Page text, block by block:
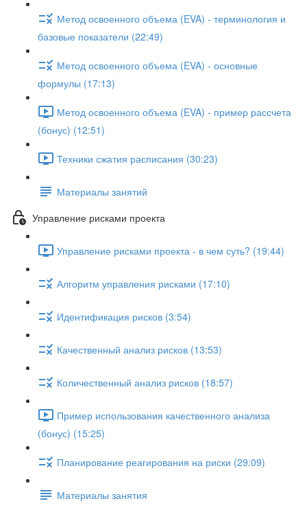
Метод освоенного объема (EVA) - терминология и
базовые показатели (22:49)
Метод освоенного объема (EVA) - основные
формулы (17:13)
Метод освоенного объема (EVA) - пример рассчета
(бонус) (12:51)
Техники сжатия расписания (30:23)
Материалы занятий
Управление рисками проекта
Управление рисками проекта - в чем суть? (19:44)
Алгоритм управления рисками (17:10)
Идентификация рисков (3:54)
Качественный анализ рисков (13:53)
Количественный анализ рисков (18:57)
Пример использования качественного анализа
(бонус) (15:25)
Планирование реагирования на риски (29:09)
Материалы занятия